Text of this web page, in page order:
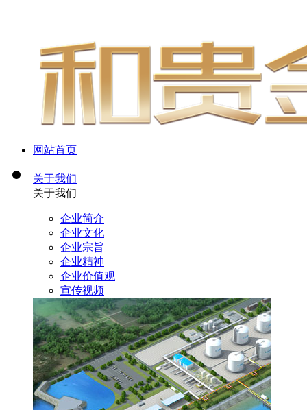
网站首页
关于我们
关于我们
企业简介
企业文化
企业宗旨
企业精神
企业价值观
宣传视频